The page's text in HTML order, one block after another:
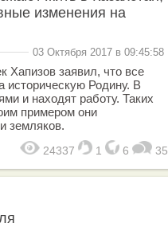
изменения на
03 Октября 2017 в 09:45:58
Хапизов заявил, что все
историческую Родину. В
и находят работу. Таких
примером они
земляков.
24337 1 6 35